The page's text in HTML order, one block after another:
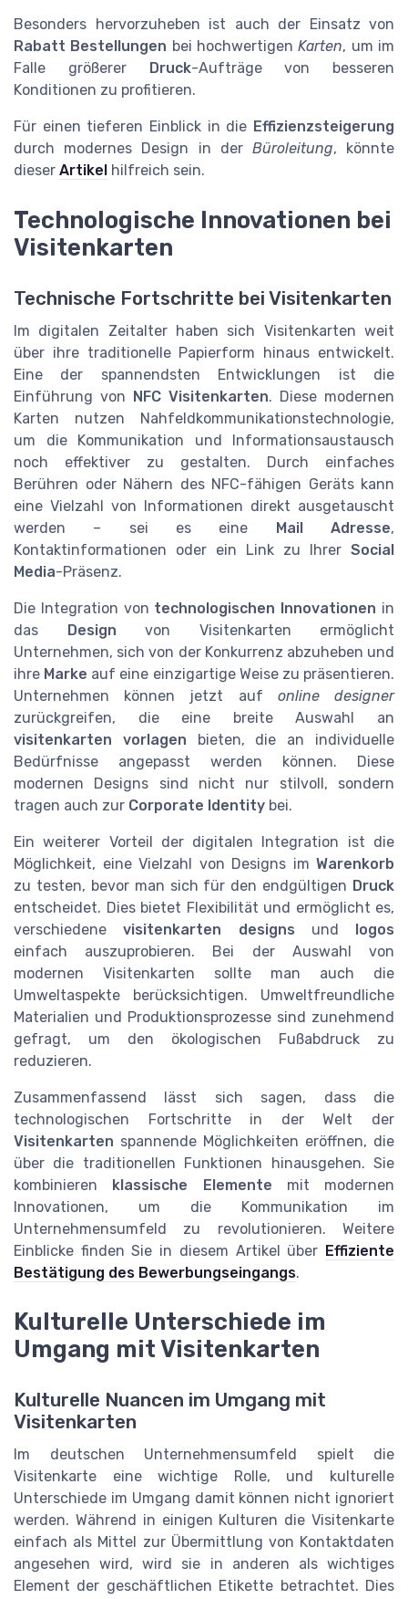
Besonders hervorzuheben ist auch der Einsatz von
Rabatt Bestellungen bei hochwertigenKarten, um im
Falle größerer
Druck-Aufträge von besseren
Konditionen zu profitieren.
Für einen tieferen Einblick in die Effizienzsteigerung
durch modernes Design in der Büroleitung, könnte
dieser Artikel hilfreich sein.
Technologische Innovationen bei
Visitenkarten
Technische Fortschritte bei Visitenkarten
Im digitalen Zeitalter haben sich Visitenkarten weit
über ihre traditionelle Papierform hinaus entwickelt.
Eine der spannendsten Entwicklungen ist die
Einführung von NFC Visitenkarten. Diese modernen
Karten nutzen Nahfeldkommunikationstechnologie,
um die Kommunikation und Informationsaustausch
noch effektiver zu gestalten. Durch einfaches
Berühren oder Nähern des NFC-fähigen Geräts kann
eine Vielzahl von Informationen direkt ausgetauscht
werden – sei es eine Mail Adresse,
Kontaktinformationen oder ein Link zu Ihrer Social
Media-Präsenz.
Die Integration von technologischen Innovationen in
das Design von Visitenkarten ermöglicht
Unternehmen, sich von der Konkurrenz abzuheben und
ihre Marke auf eine einzigartige Weise zu präsentieren.
Unternehmen können jetzt auf online designer
zurückgreifen, die eine breite Auswahl an
visitenkarten vorlagen bieten, die an individuelle
Bedürfnisse angepasst werden können. Diese
modernen Designs sind nicht nur stilvoll, sondern
tragen auch zur Corporate Identity bei.
Ein weiterer Vorteil der digitalen Integration ist die
Möglichkeit, eine Vielzahl von Designs im Warenkorb
zu testen, bevor man sich für den endgültigen Druck
entscheidet. Dies bietet Flexibilität und ermöglicht es,
verschiedenevisitenkarten designs und logos
einfach auszuprobieren. Bei der Auswahl von
modernen Visitenkarten sollte man auch die
Umweltaspekte berücksichtigen. Umweltfreundliche
Materialien und Produktionsprozesse sind zunehmend
gefragt, um den ökologischen Fußabdruck zu
reduzieren.
Zusammenfassend lässt sich sagen, dass die
technologischen Fortschritte in der Welt der
Visitenkarten spannende Möglichkeiten eröffnen, die
über die traditionellen Funktionen hinausgehen. Sie
kombinieren klassische Elemente mit modernen
Innovationen, um die Kommunikation im
Unternehmensumfeld zu revolutionieren. Weitere
Einblicke finden Sie in diesem Artikel über Effiziente
Bestätigung des Bewerbungseingangs.
Kulturelle Unterschiede im
Umgang mit Visitenkarten
Kulturelle Nuancen im Umgang mit
Visitenkarten
Im deutschen Unternehmensumfeld spielt die
Visitenkarte eine wichtige Rolle, und kulturelle
Unterschiede im Umgang damit können nicht ignoriert
werden. Während in einigen Kulturen die Visitenkarte
einfach als Mittel zur Übermittlung von Kontaktdaten
angesehen wird, wird sie in anderen als wichtiges
Element der geschäftlichen Etikette betrachtet. Dies